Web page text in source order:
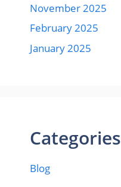
November 2025
February 2025
January 2025
Categories
Blog